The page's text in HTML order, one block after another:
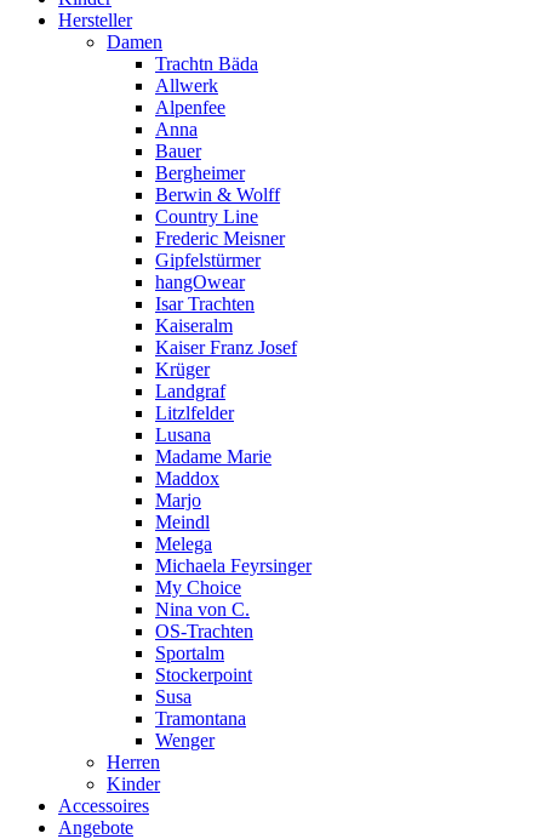
Hersteller
Damen
Trachtn Bäda
Allwerk
Alpenfee
Anna
Bauer
Bergheimer
Berwin & Wolff
Country Line
Frederic Meisner
Gipfelstürmer
hangOwear
Isar Trachten
Kaiseralm
Kaiser Franz Josef
Krüger
Landgraf
Litzlfelder
Lusana
Madame Marie
Maddox
Marjo
Meindl
Melega
Michaela Feyrsinger
My Choice
Nina von C.
OS-Trachten
Sportalm
Stockerpoint
Susa
Tramontana
Wenger
Herren
Kinder
Accessoires
Angebote